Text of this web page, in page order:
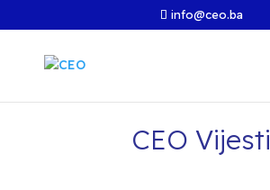
info@ceo.ba
CEO Vijesti